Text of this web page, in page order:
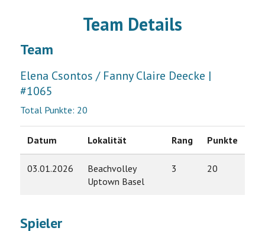
Team Details
Team
Elena Csontos / Fanny Claire Deecke |
#1065
Total Punkte: 20
Datum Lokalität Rang Punkte
03.01.2026
Beachvolley
Uptown Basel
3 20
Spieler